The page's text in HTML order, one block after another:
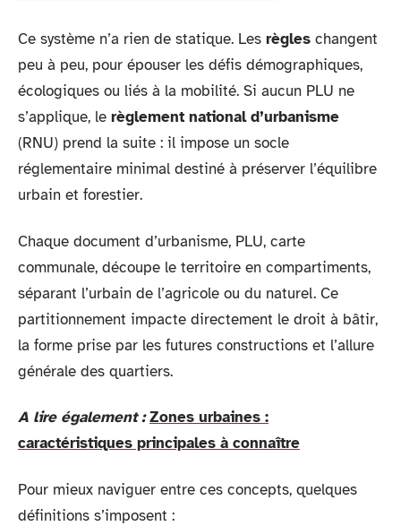
Ce système n’a rien de statique. Les règles changent
peu à peu, pour épouser les défis démographiques,
écologiques ou liés à la mobilité. Si aucun PLU ne
s’applique, le règlement national d’urbanisme
(RNU) prend la suite : il impose un socle
réglementaire minimal destiné à préserver l’équilibre
urbain et forestier.
Chaque document d’urbanisme, PLU, carte
communale, découpe le territoire en compartiments,
séparant l’urbain de l’agricole ou du naturel. Ce
partitionnement impacte directement le droit à bâtir,
la forme prise par les futures constructions et l’allure
générale des quartiers.
A lire également : Zones urbaines :
caractéristiques principales à connaître
Pour mieux naviguer entre ces concepts, quelques
définitions s’imposent :